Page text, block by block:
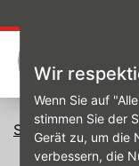
Wir
Wenn Sie auf
stimmen Sie der
Gerät zu, um die
verbessern, die
Startseite
Reifen- und